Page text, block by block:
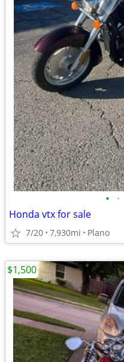
• •
Honda vtx for sale
7/20 7,930mi Plano
$1,500